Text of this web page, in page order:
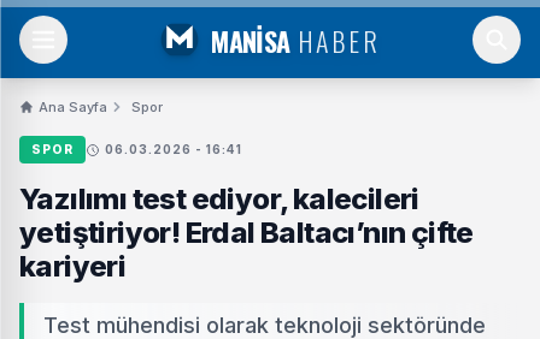
MANİSA HABER
Ana Sayfa Spor
SPOR 06.03.2026 - 16:41
Yazılımı test ediyor, kalecileri
yetiştiriyor! Erdal Baltacı’nın çifte
kariyeri
Test mühendisi olarak teknoloji sektöründe